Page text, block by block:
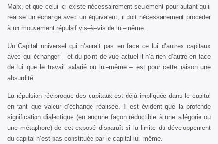
Marx, et que celui–ci existe nécessairement seulement pour autant qu’il
réalise un échange avec un équivalent, il doit nécessairement procéder
à un mouvement répulsif vis–à–vis de lui–même.
Un Capital universel qui n’aurait pas en face de lui d’autres capitaux
avec qui échanger – et du point de vue actuel il n’a rien d’autre en face
de lui que le travail salarié ou lui–même – est pour cette raison une
absurdité.
La répulsion réciproque des capitaux est déjà impliquée dans le capital
en tant que valeur d’échange réalisée. Il est évident que la profonde
signification dialectique (en aucune façon réductible à une allégorie ou
une métaphore) de cet exposé disparaît si la limite du développement
du capital n’est pas constituée par le capital lui–même.